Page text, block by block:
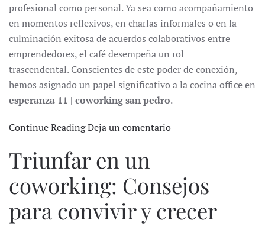
profesional como personal. Ya sea como acompañamiento
en momentos reflexivos, en charlas informales o en la
culminación exitosa de acuerdos colaborativos entre
emprendedores, el café desempeña un rol
trascendental. Conscientes de este poder de conexión,
hemos asignado un papel significativo a la cocina office en
esperanza 11 | coworking san pedro.
Continue ReadingDeja un comentario
Triunfar en un
coworking: Consejos
para convivir y crecer